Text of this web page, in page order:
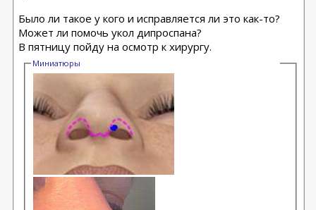
Было ли такое у кого и исправляется ли это как-то?
Может ли помочь укол дипроспана?
В пятницу пойду на осмотр к хирургу.
Миниатюры